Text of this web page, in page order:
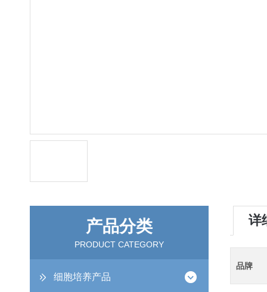
产品分类
PRODUCT CATEGORY
细胞培养产品
详
品牌